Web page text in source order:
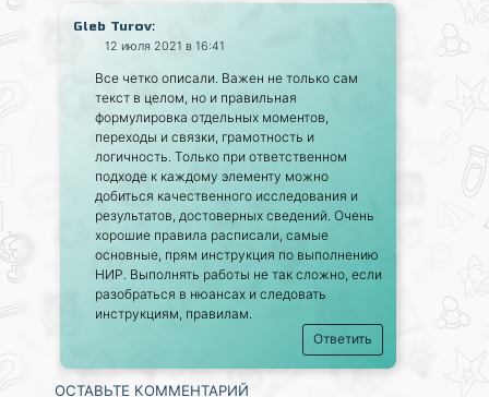
Gleb Turov:
12 июля 2021 в 16:41
Все четко описали. Важен не только сам
текст в целом, но и правильная
формулировка отдельных моментов,
переходы и связки, грамотность и
логичность. Только при ответственном
подходе к каждому элементу можно
добиться качественного исследования и
результатов, достоверных сведений. Очень
хорошие правила расписали, самые
основные, прям инструкция по выполнению
НИР. Выполнять работы не так сложно, если
разобраться в нюансах и следовать
инструкциям, правилам.
Ответить
ОСТАВЬТЕ КОММЕНТАРИЙ